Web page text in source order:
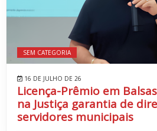
SEM CATEGORIA
16 DE JULHO DE 26
Licença-Prêmio em
na Justiça garantia de
servidores municipais